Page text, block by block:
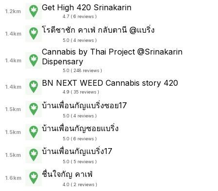
1.2km Get High 420 Srinakarin
4.7 ( 6 reviews )
1.4km โรตีชาชัก คาเฟ่ กลับตานี @แบริ่ง
5.0 ( 4 reviews )
1.4km
Cannabis by Thai Project @Srinakarin
Dispensary
5.0 ( 248 reviews )
1.4km BN NEXT WEED Cannabis story 420
4.9 ( 35 reviews )
1.5km บ้านเพื่อนกัญแบริ่งซอย17
5.0 ( 4 reviews )
1.5km บ้านเพื่อนกัญซอยแบริ่ง
5.0 ( 6 reviews )
1.5km บ้านเพื่อนกัญแบริ่ง17
5.0 ( 5 reviews )
1.6km ชื่นใจกัญ คาเฟ่
4.0 ( 2 reviews )